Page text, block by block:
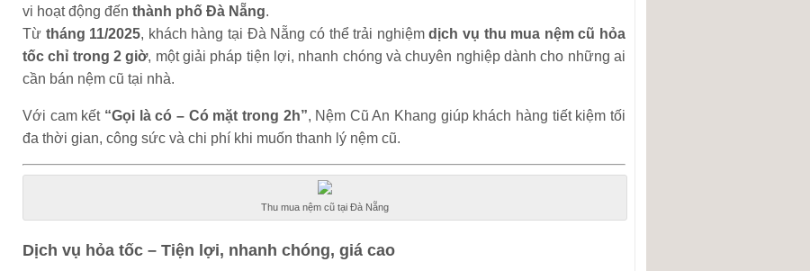
vi hoạt động đến thành phố Đà Nẵng.
Từ tháng 11/2025, khách hàng tại Đà Nẵng có thể trải nghiệmdịch vụ thu mua nệm cũ hỏa
tốc chỉ trong 2 giờ, một giải pháp tiện lợi, nhanh chóng và chuyên nghiệp dành cho những ai
cần bán nệm cũ tại nhà.
Với cam kết “Gọi là có – Có mặt trong 2h”, Nệm Cũ An Khang giúp khách hàng tiết kiệm tối
đa thời gian, công sức và chi phí khi muốn thanh lý nệm cũ.
Thu mua nệm cũ tại Đà Nẵng
Dịch vụ hỏa tốc – Tiện lợi, nhanh chóng, giá cao